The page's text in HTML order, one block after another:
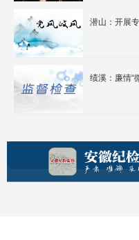
潜山：开展
绩溪：廉情“